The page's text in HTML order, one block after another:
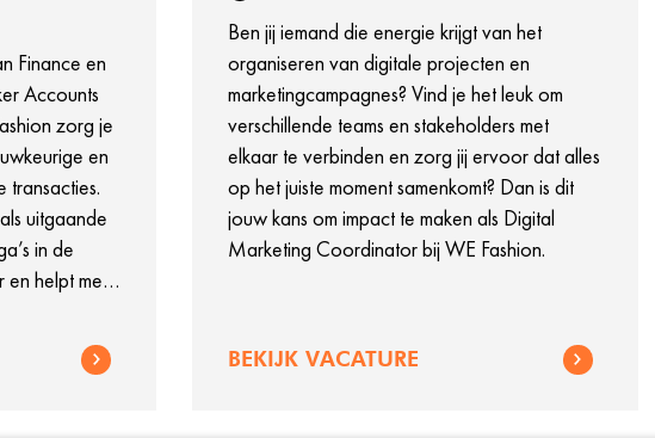
Finance en
Accounts
zorg je
en
transacties.
uitgaande
in de
helpt mee
Ben jij iemand die energie krijgt van het
organiseren van digitale projecten en
marketingcampagnes? Vind je het leuk om
verschillende teams en stakeholders met
elkaar te verbinden en zorg jij ervoor dat alles
op het juiste moment samenkomt? Dan is dit
jouw kans om impact te maken als Digital
Marketing Coordinator bij WE Fashion.
BEKIJK VACATURE